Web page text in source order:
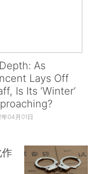
As
Lays Off
Is Its ‘Winter’
04月01日
作